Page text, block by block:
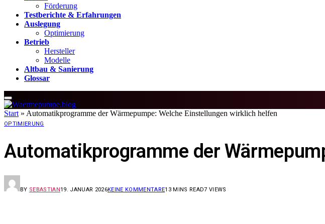
Förderung
Testberichte & Erfahrungen
Auslegung
Optimierung
Betrieb
Hersteller
Modelle
Altbau & Sanierung
Glossar
Start » Automatikprogramme der Wärmepumpe: Welche Einstellungen wirklich helfen
OPTIMIERUNG
Automatikprogramme der
BY SEBASTIAN19. JANUAR 2026KEINE KOMMENTARE13 MINS READ7 VIEWS